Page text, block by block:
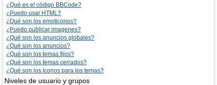
¿Qué es el código BBCode?
¿Puedo usar HTML?
¿Qué son los emoticonos?
¿Puedo publicar imagenes?
¿Qué son los anuncios globales?
¿Qué son los anuncios?
¿Qué son los temas fijos?
¿Qué son los temas cerrados?
¿Qué son los iconos para los temas?
Niveles de usuario y grupos